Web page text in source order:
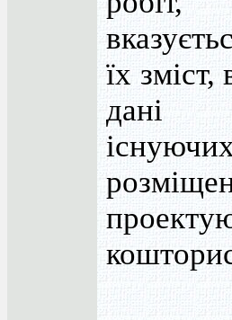
їх зміст,
дані